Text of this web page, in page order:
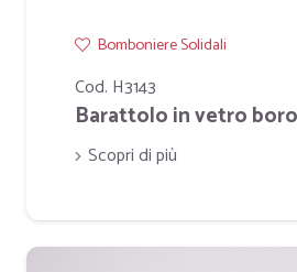
Bomboniere Solidali
Cod. H3143
Barattolo in vetro
Scopri di più